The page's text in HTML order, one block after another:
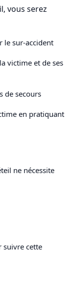
vous serez
le sur-accident
victime et de ses
de secours
en pratiquant
ne nécessite
suivre cette